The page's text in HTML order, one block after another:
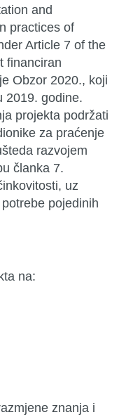
and
practices of
Article 7 of the
financiran
Obzor 2020., koji
2019. godine.
projekta podržati
za praćenje
razvojem
članka 7.
uz
pojedinih
na:
znanja i